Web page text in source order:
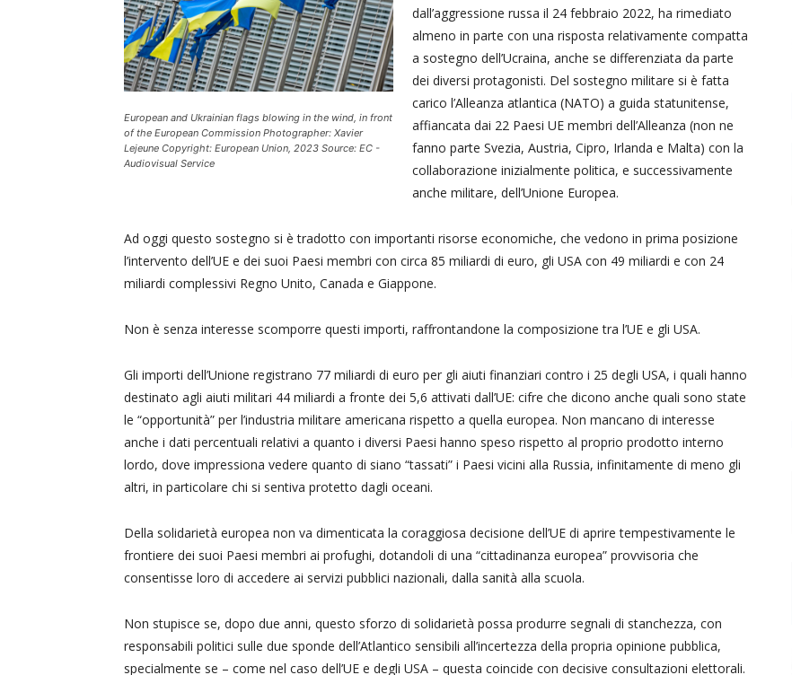
European and Ukrainian flags blowing in the wind, in front
of the European Commission Photographer: Xavier
Lejeune Copyright: European Union, 2023 Source: EC -
Audiovisual Service
dall’aggressione russa il 24 febbraio 2022, ha rimediato
almeno in parte con una risposta relativamente compatta
a sostegno dell’Ucraina, anche se differenziata da parte
dei diversi protagonisti. Del sostegno militare si è fatta
carico l’Alleanza atlantica (NATO) a guida statunitense,
affiancata dai 22 Paesi UE membri dell’Alleanza (non ne
fanno parte Svezia, Austria, Cipro, Irlanda e Malta) con la
collaborazione inizialmente politica, e successivamente
anche militare, dell’Unione Europea.
Ad oggi questo sostegno si è tradotto con importanti risorse economiche, che vedono in prima posizione
l’intervento dell’UE e dei suoi Paesi membri con circa 85 miliardi di euro, gli USA con 49 miliardi e con 24
miliardi complessivi Regno Unito, Canada e Giappone.
Non è senza interesse scomporre questi importi, raffrontandone la composizione tra l’UE e gli USA.
Gli importi dell’Unione registrano 77 miliardi di euro per gli aiuti finanziari contro i 25 degli USA, i quali hanno
destinato agli aiuti militari 44 miliardi a fronte dei 5,6 attivati dall’UE: cifre che dicono anche quali sono state
le “opportunità” per l’industria militare americana rispetto a quella europea. Non mancano di interesse
anche i dati percentuali relativi a quanto i diversi Paesi hanno speso rispetto al proprio prodotto interno
lordo, dove impressiona vedere quanto di siano “tassati” i Paesi vicini alla Russia, infinitamente di meno gli
altri, in particolare chi si sentiva protetto dagli oceani.
Della solidarietà europea non va dimenticata la coraggiosa decisione dell’UE di aprire tempestivamente le
frontiere dei suoi Paesi membri ai profughi, dotandoli di una “cittadinanza europea” provvisoria che
consentisse loro di accedere ai servizi pubblici nazionali, dalla sanità alla scuola.
Non stupisce se, dopo due anni, questo sforzo di solidarietà possa produrre segnali di stanchezza, con
responsabili politici sulle due sponde dell’Atlantico sensibili all’incertezza della propria opinione pubblica,
specialmente se – come nel caso dell’UE e degli USA – questa coincide con decisive consultazioni elettorali.